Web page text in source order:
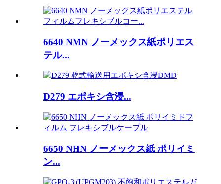
6640 NMN ノーメックス紙ポリエス
テル...
D279 エポキシ含浸...
6650 NHN ノーメックス紙 ポリイミ
ン...